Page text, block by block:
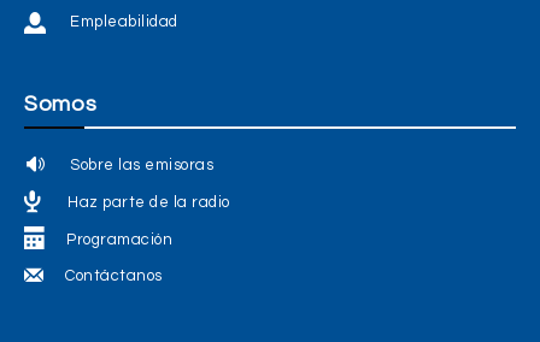
Empleabilidad
Somos
Sobre las emisoras
Haz parte de la radio
Programación
Contáctanos